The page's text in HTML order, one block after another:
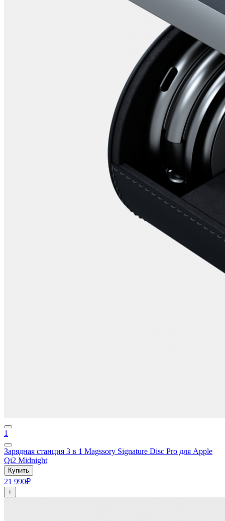
1
Зарядная станция 3 в 1 Magssory Signature Disc Pro для Apple
Qi2 Midnight
Купить
21 990₽
+